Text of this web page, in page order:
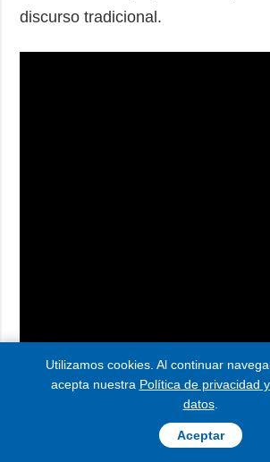
discurso tradicional.
"La decisión de la Unión
Utilizamos cookies. Al continuar
acepta nuestra Política de privacidad
datos.
Aceptar